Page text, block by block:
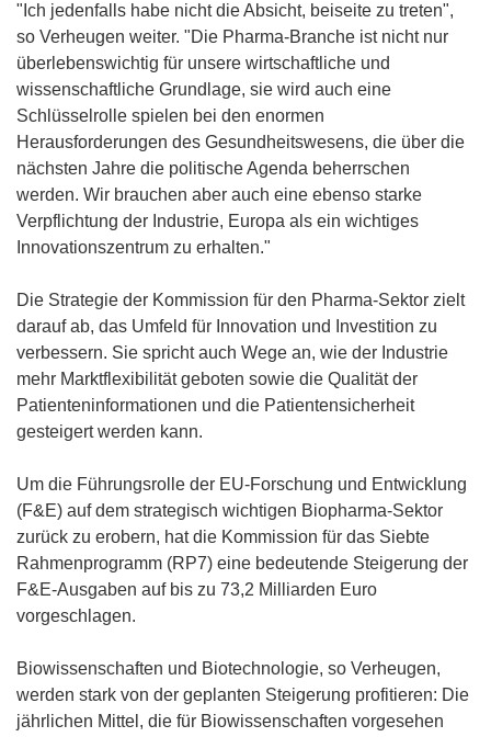
"Ich jedenfalls habe nicht die Absicht, beiseite zu treten",
so Verheugen weiter. "Die Pharma-Branche ist nicht nur
überlebenswichtig für unsere wirtschaftliche und
wissenschaftliche Grundlage, sie wird auch eine
Schlüsselrolle spielen bei den enormen
Herausforderungen des Gesundheitswesens, die über die
nächsten Jahre die politische Agenda beherrschen
werden. Wir brauchen aber auch eine ebenso starke
Verpflichtung der Industrie, Europa als ein wichtiges
Innovationszentrum zu erhalten."
Die Strategie der Kommission für den Pharma-Sektor zielt
darauf ab, das Umfeld für Innovation und Investition zu
verbessern. Sie spricht auch Wege an, wie der Industrie
mehr Marktflexibilität geboten sowie die Qualität der
Patienteninformationen und die Patientensicherheit
gesteigert werden kann.
Um die Führungsrolle der EU-Forschung und Entwicklung
(F&E) auf dem strategisch wichtigen Biopharma-Sektor
zurück zu erobern, hat die Kommission für das Siebte
Rahmenprogramm (RP7) eine bedeutende Steigerung der
F&E-Ausgaben auf bis zu 73,2 Milliarden Euro
vorgeschlagen.
Biowissenschaften und Biotechnologie, so Verheugen,
werden stark von der geplanten Steigerung profitieren: Die
jährlichen Mittel, die für Biowissenschaften vorgesehen